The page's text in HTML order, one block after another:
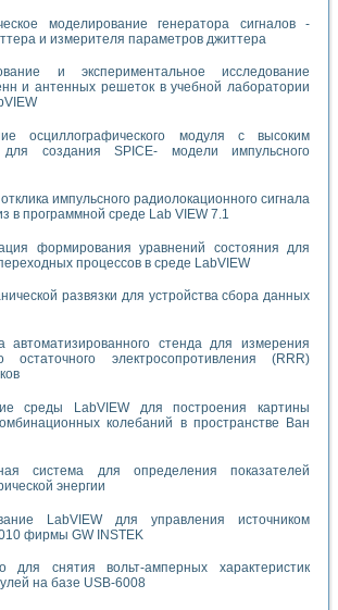
моделирование генератора сигналов -
и измерителя параметров джиттера
и экспериментальное исследование
и антенных решеток в учебной лаборатории
осциллографического модуля с высоким
создания SPICE- модели импульсного
импульсного радиолокационного сигнала
в программной среде Lab VIEW 7.1
формирования уравнений состояния для
процессов в среде LabVIEW
развязки для устройства сбора данных
автоматизированного стенда для измерения
остаточного электросопротивления (RRR)
среды LabVIEW для построения картины
колебаний в пространстве Ван
система для определения показателей
энергии
LabVIEW для управления источником
фирмы GW INSTEK
для снятия вольт-амперных характеристик
на базе USB-6008